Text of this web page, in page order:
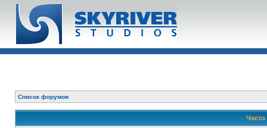
Список форумов